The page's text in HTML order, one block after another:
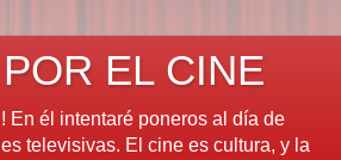
EL CINE
En él intentaré poneros al día de
televisivas. El cine es cultura, y la